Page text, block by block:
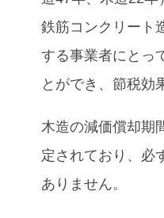
鉄筋コンクリート
する事業者にとっ
とができ、節税効
木造の減価償却期
定されており、必
ありません。